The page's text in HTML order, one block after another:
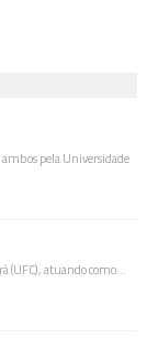
ambos pela Universidade
(UFC), atuando como…